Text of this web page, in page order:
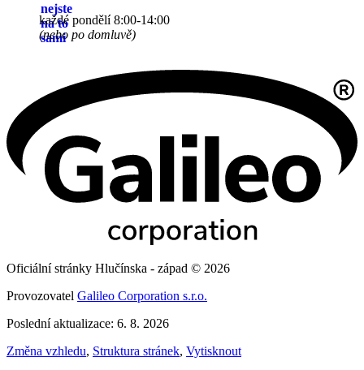
každé pondělí 8:00-14:00
(nebo po domluvě)
Oficiální stránky Hlučínska - západ © 2026
Provozovatel Galileo Corporation s.r.o.
Poslední aktualizace: 6. 8. 2026
Změna vzhledu, Struktura stránek, Vytisknout